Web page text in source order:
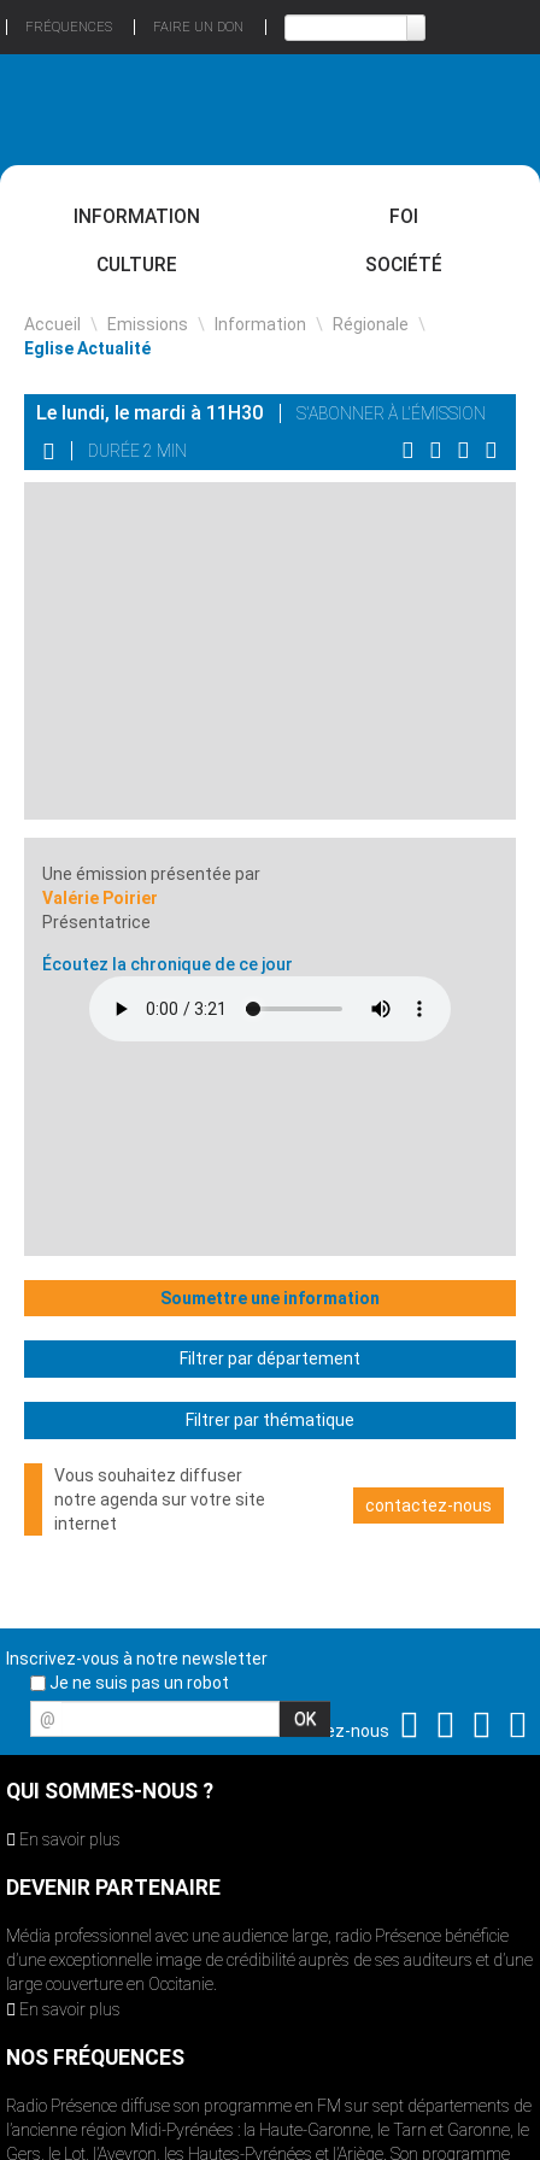
FRÉQUENCES FAIRE UN DON
INFORMATION FOI
CULTURE SOCIÉTÉ
Accueil \ Emissions \ Information \ Régionale \
Eglise Actualité
Le lundi, le mardi à 11H30
S'ABONNER À L'ÉMISSION
DURÉE 2 MIN
Une émission présentée par
Valérie Poirier
Présentatrice
Écoutez la chronique de ce jour
Soumettre une information
Filtrer par département
Filtrer par thématique
Vous souhaitez diffuser
notre agenda sur votre site
internet
contactez-nous
Inscrivez-vous à notre newsletter
Je ne suis pas un robot
@
Suivez-nous
QUI SOMMES-NOUS ?
En savoir plus
DEVENIR PARTENAIRE
Média professionnel avec une audience large, radio Présence bénéficie
d’une exceptionnelle image de crédibilité auprès de ses auditeurs et d’une
large couverture en Occitanie.
En savoir plus
NOS FRÉQUENCES
Radio Présence diffuse son programme en FM sur sept départements de
l’ancienne région Midi-Pyrénées : la Haute-Garonne, le Tarn et Garonne, le
Gers, le Lot, l’Aveyron, les Hautes-Pyrénées et l’Ariège. Son programme